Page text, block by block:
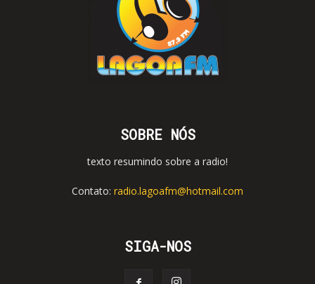
SOBRE NÓS
texto resumindo sobre a radio!
Contato: radio.lagoafm@hotmail.com
SIGA-NOS